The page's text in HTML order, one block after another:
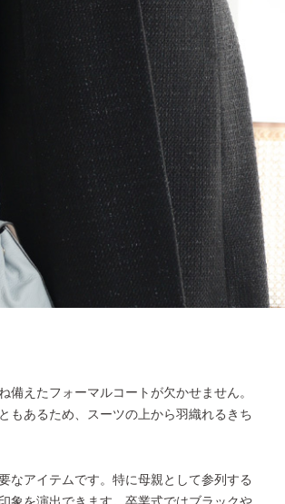
えたフォーマルコートが欠かせません。
もあるため、スーツの上から羽織れるきち
なアイテムです。特に母親として参列する